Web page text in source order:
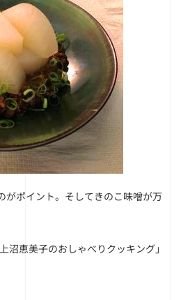
がポイント。そしてきのこ味噌が万
上沼恵美子のおしゃべりクッキング」